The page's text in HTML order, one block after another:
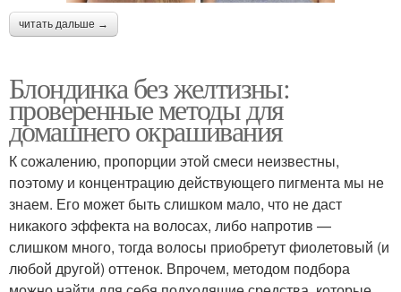
читать дальше →
Блондинка без желтизны:
проверенные методы для
домашнего окрашивания
К сожалению, пропорции этой смеси неизвестны,
поэтому и концентрацию действующего пигмента мы не
знаем. Его может быть слишком мало, что не даст
никакого эффекта на волосах, либо напротив —
слишком много, тогда волосы приобретут фиолетовый (и
любой другой) оттенок. Впрочем, методом подбора